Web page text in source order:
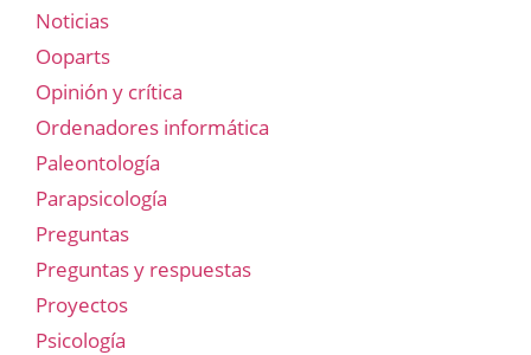
Noticias
Ooparts
Opinión y crítica
Ordenadores informática
Paleontología
Parapsicología
Preguntas
Preguntas y respuestas
Proyectos
Psicología